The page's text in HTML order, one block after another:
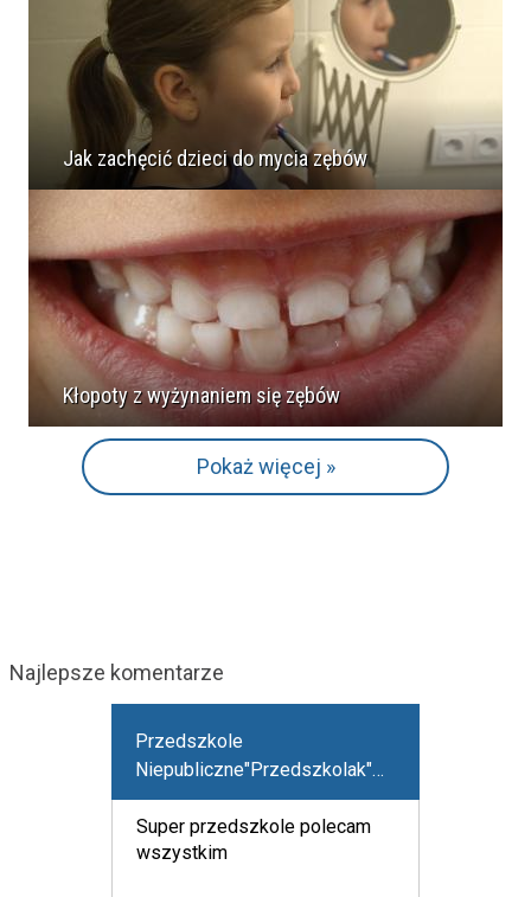
Jak zachęcić dzieci do mycia zębów
Kłopoty z wyżynaniem się zębów
Pokaż więcej »
Najlepsze komentarze
Przedszkole
Niepubliczne"Przedszkolak"Marzena
Mieczkowska
Super przedszkole polecam
wszystkim